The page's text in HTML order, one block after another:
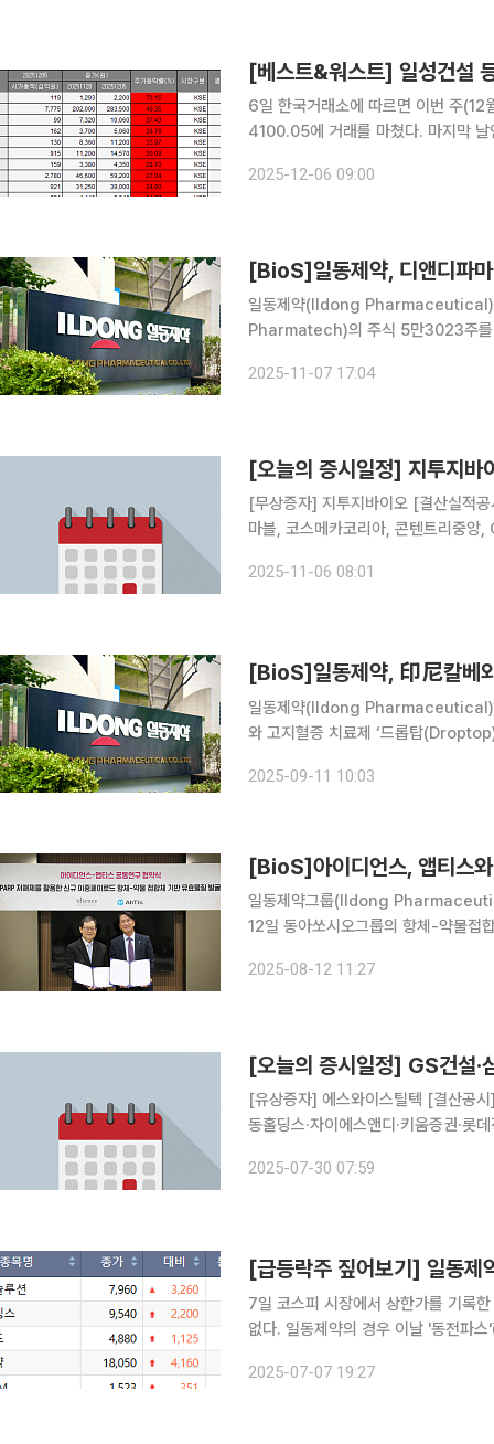
6일 한국거래소에 따르면 이번 주
4100.05에 거래를 마쳤다. 마지막
2025-12-06 09:00
[BioS]일동제약, 디앤디파
일동제약(Ildong Pharmaceutical)
Pharmatech)의 주식 5만3023주를
규모이다. 이번 주식 매각으로 일동제
2025-11-07 17:04
[오늘의 증시일정] 지투지바
[무상증자] 지투지바이오 [결산실적
마블, 코스메카코리아, 콘텐트리중
레퍼시픽, BGF, 미래에셋증권, 잉글
2025-11-06 08:01
[BioS]일동제약, 印尼칼베
일동제약(Ildong Pharmaceutical)
와 고지혈증 치료제 ‘드롭탑
인 칼베 파르마와 드롭탑 공급과 관련
2025-09-11 10:03
[BioS]아이디언스, 앱티스
일동제약그룹(Ildong
12일 동아쏘시오그룹의 항체-약물
의 항체에 두가지 이상의 서로 다른 작
2025-08-12 11:27
[오늘의 증시일정] GS건설·
[유상증자] 에스와이스틸텍 [결산공시] GS건설·삼성물산·금호타이어·제이브이엠·SKC·일동제약·일
동홀딩스·자이에스앤디·키움증권·롯
2025-07-30 07:59
7일 코스피 시장에서 상한가를 기록
없다. 일동제약의 경우 이날 '동전파
맺고 한국 내 정식 상품인 '로이히츠
2025-07-07 19:27